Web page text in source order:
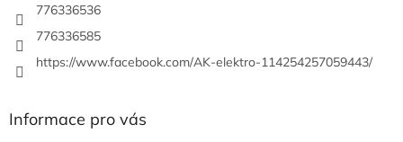
776336536
776336585
https://www.facebook.com/AK-elektro-114254257059443/
Informace pro vás